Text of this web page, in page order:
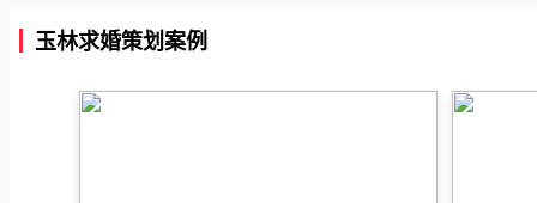
玉林求婚策划案例